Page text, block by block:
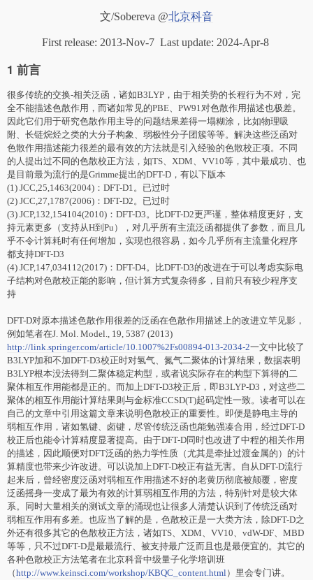
文/Sobereva @北京科音
First release: 2013-Nov-7 Last update: 2024-Apr-8
1 前言
很多传统的交换-相关泛函，诸如B3LYP，由于相关势的长程行为不对 ，完
全不能描述色散作用，而诸如常见的PBE、PW91 对色散作用描述也极差。
因此它们用于研究色散作用主导的问题结果差得一塌糊涂，比如物理吸
附、长链烷烃之类的大分子构象、弱极性分子团簇等等。解决这些泛函对
色散作用描述能力很差的最有效的方法就是引入经验的色散校正项。不同
的人提出过不同的色散校正方法，如TS、XDM、VV10等，其中最成功、也
是目前最为流行的是Grimme提出的DFT-D，有以下版本
(1) JCC,25,1463(2004)：DFT-D1。已过时
(2) JCC,27,1787(2006)： DFT-D2 。已过时
(3) JCP,132,154104(2010)：DFT-D3。比DFT-D2更严谨，整体精度更好，支
持元素更多（支持从H到Pu）， 对 几乎所有主流泛函都提供了参数，而且几
乎不令计算耗时有任何增加，实现也很容易，如今几乎所有主流量化程序
都支持DFT-D3
(4) JCP,147,034112(2017)：DFT-D4。比DFT-D3的改进在于可以考虑实际电
子结构对色散校正能的影响，但计算方式复杂得多，目前只有较少程序支
持
DFT-D对原本描述色散作用很差的泛函在色散作用描述上的改进立竿见影，
例如笔者在J. Mol. Model., 19, 5387 (2013)
http://link.springer.com/article/10.1007%2Fs00894-013-2034-2一文中比较了
B3LYP加和不加DFT-D3校正时对氢气、氮气二聚体的计算结果，数据表明
B3LYP根本没法得到二聚体稳定构型，或者说实际存在的构型下算得的二
聚体相互作用能都是正的。而加上DFT-D3校正后，即B3LYP-D3，对这些二
聚体的相互作用能计算结果则与金标准CCSD(T)起码定性一致。读者可以在
自己的文章中引用这篇文章来说明色散校正的重要性。即便是静电主导的
弱相互作用，诸如氢键、卤键，尽管传统泛函也能勉强凑合用，经过DFT-D
校正后也能令计算精度显著提高。由于DFT-D同时也改进了中程的相关作用
的描述，因此顺便对DFT泛函的热力学性质（尤其是牵扯过渡金属的）的计
算精度也带来少许改进。可以说加上DFT-D校正有益无害。自从DFT-D流行
起来后，曾经密度泛函对弱相互作用描述不好的老黄历彻底被颠覆，密度
泛函摇身一变成了最为有效的计算弱相互作用的方法，特别针对是较大体
系。同时大量相关的测试文章的涌现也让很多人清楚认识到了传统泛函对
弱相互作用有多差。也应当了解的是，色散校正是一大类方法，除DFT-D之
外还有很多其它的色散校正方法，诸如TS、XDM、VV10、vdW-DF、MBD
等等，只不过DFT-D是最最流行、被支持最广泛而且也是最便宜的。其它的
各种色散校正方法笔者在北京科音中级量子化学培训班
（http://www.keinsci.com/workshop/KBQC_content.html ）里会专门讲。